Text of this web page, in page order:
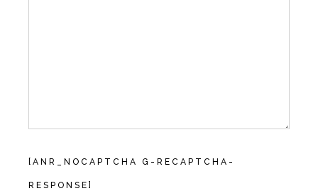
[ANR_NOCAPTCHA G-RECAPTCHA-
RESPONSE]